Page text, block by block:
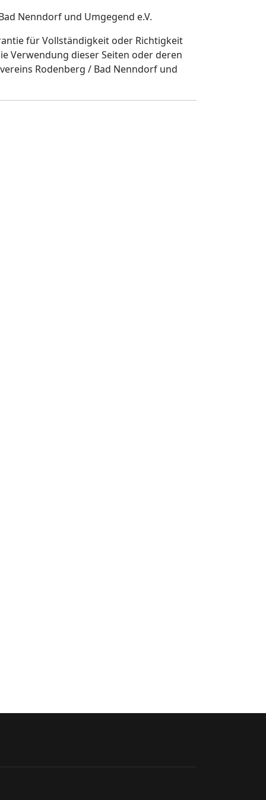
Nenndorf und Umgegend e.V.
für Vollständigkeit oder Richtigkeit
Verwendung dieser Seiten oder deren
Rodenberg / Bad Nenndorf und